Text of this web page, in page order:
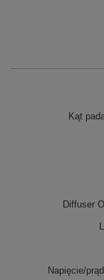
Kąt
Diffuser
Napięcie/